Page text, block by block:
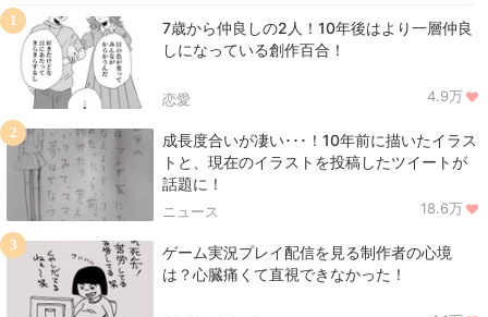
7歳から仲良しの2人！10年後はより一層仲良
しになっている創作百合！
恋愛 4.9万
1
成長度合いが凄い･･･！10年前に描いたイラス
トと、現在のイラストを投稿したツイートが
話題に！
ニュース 18.6万
2
ゲーム実況プレイ配信を見る制作者の心境
は？心臓痛くて直視できなかった！
3